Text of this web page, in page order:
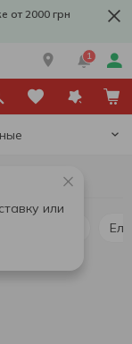
от 2000 грн
1
или
Ель